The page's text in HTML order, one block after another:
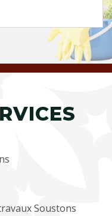
Soustons